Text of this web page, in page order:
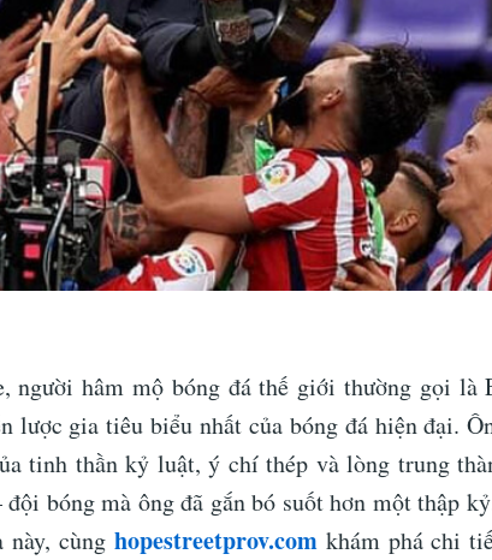
người hâm mộ bóng đá thế giới thường gọi là
lược gia tiêu biểu nhất của bóng đá hiện đại.
tinh thần kỷ luật, ý chí thép và lòng trung
bóng mà ông đã gắn bó suốt hơn một thập
cùng hopestreetprov.comkhám phá chi